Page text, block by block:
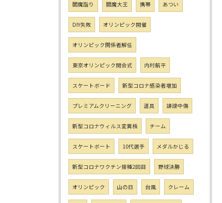
閻魔詣り 閻魔大王 携帯 あつい
DIY失敗 オリンピック開催
オリンピック関係者解任
東京オリンピック開会式 内村航平
スケートボード 新型コロナ感染者増加
プレミアムクリーニング 道具 誹謗中傷
新型コロナウィルス変異株 チーム
スケートボート 10代選手 メダルかじる
新型コロナワクチン接種2回目 野球決勝
オリンピック 山の日 台風 クレーム